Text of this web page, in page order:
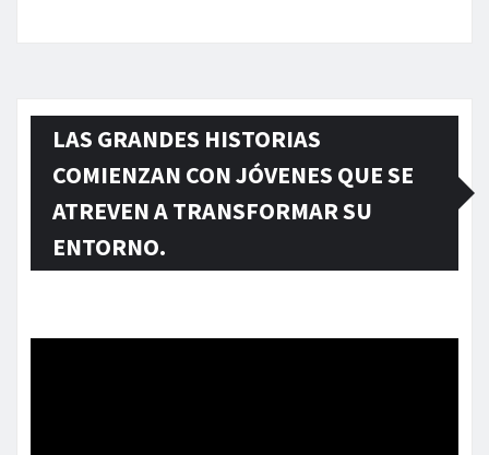
LAS GRANDES HISTORIAS
COMIENZAN CON JÓVENES QUE SE
ATREVEN A TRANSFORMAR SU
ENTORNO.